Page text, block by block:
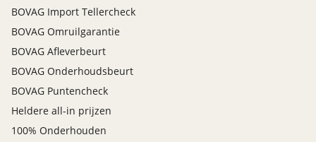
BOVAG Import Tellercheck
BOVAG Omruilgarantie
BOVAG Afleverbeurt
BOVAG Onderhoudsbeurt
BOVAG Puntencheck
Heldere all-in prijzen
100% Onderhouden